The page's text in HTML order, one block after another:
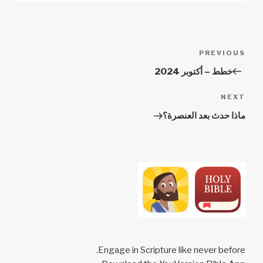
navigation
Previous
Post
PREVIOUS
خطط – أكتوبر 2024
Next
Post
NEXT
ماذا حدث بعد العنصرة؟
Engage in Scripture like never before.